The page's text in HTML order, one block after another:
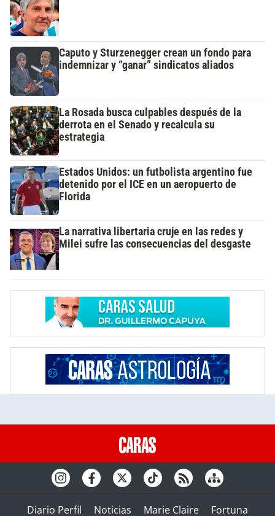
Caputo y Sturzenegger crean un fondo para
indemnizar y “ganar” sindicatos aliados
La Rosada busca culpables después de la
derrota en el Senado y recalcula su
estrategia
Estados Unidos: un futbolista argentino fue
detenido por el ICE en un aeropuerto de
Florida
La narrativa libertaria cruje en las redes y
Milei sufre las consecuencias del desgaste
Diario Perfil Noticias Marie Claire Fortuna